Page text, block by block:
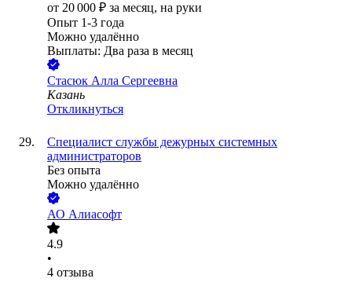
от 20 000 ₽ за месяц, на руки
Опыт 1-3 года
Можно удалённо
Выплаты: Два раза в месяц
Стасюк Алла Сергеевна
Казань
Откликнуться
Специалист службы дежурных системных
администраторов
Без опыта
Можно удалённо
АО Алиасофт
4.9
•
4 отзыва